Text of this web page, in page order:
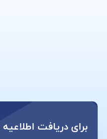
برای دریافت